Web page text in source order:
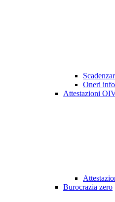
Oneri
Attestazioni
Burocrazia zero